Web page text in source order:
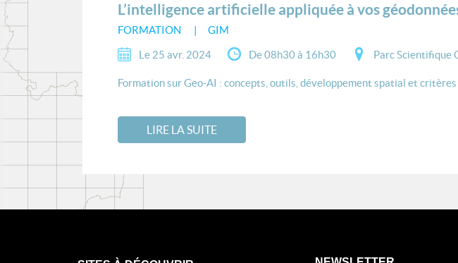
L’intelligence artificielle appliquée à vos
FORMATION GIM
Le 25 avr. 2024 De 08h30 à 16h30 Parc Scientifique
Formation sur Geo-AI : concepts, outils, développement spatial et critères
LIRE LA SUITE